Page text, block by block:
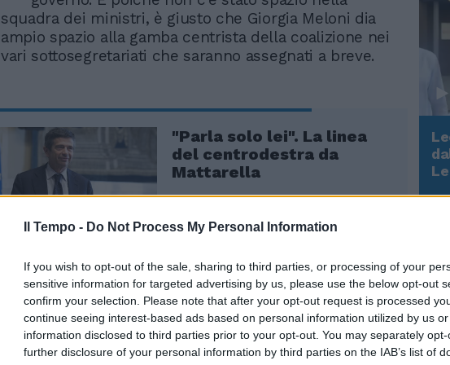
Il Tempo - Do Not Process My Personal Information
If you wish to opt-out of the sale, sharing to third parties, or processing of your
sensitive information for targeted advertising by us, please use the below opt-out
confirm your selection. Please note that after your opt-out request is processed
continue seeing interest-based ads based on personal information utilized by us
information disclosed to third parties prior to your opt-out. You may separately
further disclosure of your personal information by third parties on the IAB’s list of
squadra dei ministri, è giusto che Giorgia Meloni dia
ampio spazio alla gamba centrista della coalizione nei
vari sottosegretariati che saranno assegnati a breve.
"Parla solo lei". La linea
del centrodestra da
Mattarella
E' l'avviso che manda Maurizio Lupi alla premier in
un'intervista al Corriere della sera. "Mi aspetto che
per Noi moderati, in grado di esprimere più
Rudy Giuliani a Come States?
Trump, Meloni e la strategia
americana